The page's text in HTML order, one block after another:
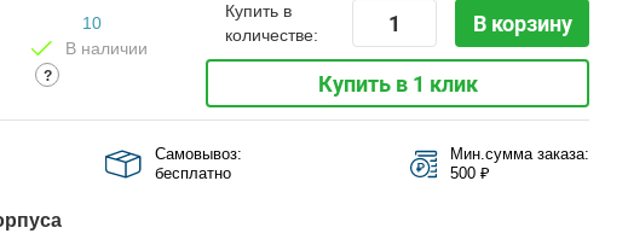
10
В наличии
?
Купить в
количестве:
В корзину
Купить в 1 клик
Самовывоз:
бесплатно
Мин.сумма заказа:
500 ₽